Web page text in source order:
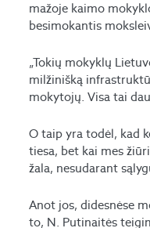
mažoje kaimo
besimokantis
„Tokių mokyklų
milžinišką
mokytojų. Visa tai
O taip yra todėl, kad
tiesa, bet kai mes
žala, nesudarant
Anot jos, didesnėse
to, N. Putinaitės